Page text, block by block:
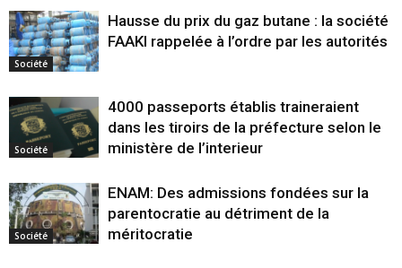
Société
Hausse du prix du gaz butane : la société
FAAKI rappelée à l’ordre par les autorités
Société
4000 passeports établis traineraient
dans les tiroirs de la préfecture selon le
ministère de l’interieur
Société
ENAM: Des admissions fondées sur la
parentocratie au détriment de la
méritocratie